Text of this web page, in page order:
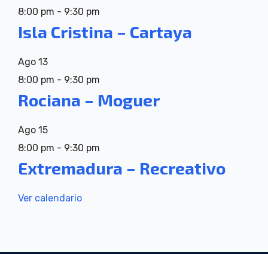
8:00 pm - 9:30 pm
Isla Cristina – Cartaya
Ago 13
8:00 pm - 9:30 pm
Rociana – Moguer
Ago 15
8:00 pm - 9:30 pm
Extremadura – Recreativo
Ver calendario